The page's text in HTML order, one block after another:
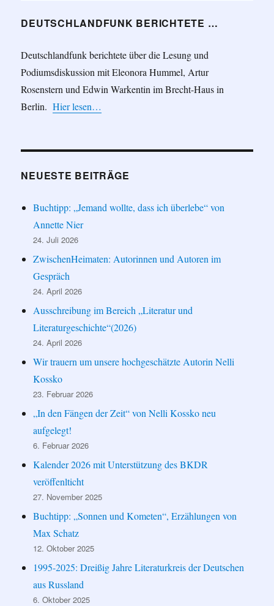
DEUTSCHLANDFUNK BERICHTETE …
Deutschlandfunk berichtete über die Lesung und
Podiumsdiskussion mit Eleonora Hummel, Artur
Rosenstern und Edwin Warkentin im Brecht-Haus in
Berlin.Hier lesen…
NEUESTE BEITRÄGE
Buchtipp: „Jemand wollte, dass ich überlebe“ von
Annette Nier
24. Juli 2026
ZwischenHeimaten: Autorinnen und Autoren im
Gespräch
24. April 2026
Ausschreibung im Bereich „Literatur und
Literaturgeschichte“(2026)
24. April 2026
Wir trauern um unsere hochgeschätzte Autorin Nelli
Kossko
23. Februar 2026
„In den Fängen der Zeit“ von Nelli Kossko neu
aufgelegt!
6. Februar 2026
Kalender 2026 mit Unterstützung des BKDR
veröffenlticht
27. November 2025
Buchtipp: „Sonnen und Kometen“, Erzählungen von
Max Schatz
12. Oktober 2025
1995-2025: Dreißig Jahre Literaturkreis der Deutschen
aus Russland
6. Oktober 2025